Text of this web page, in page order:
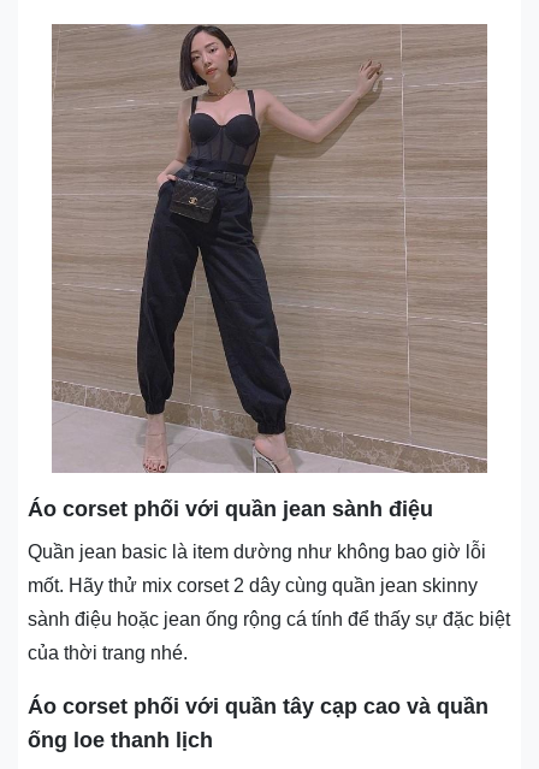
Áo corset phối với quần jean sành điệu
Quần jean basic là item dường như không bao giờ lỗi
mốt. Hãy thử mix corset 2 dây cùng quần jean skinny
sành điệu hoặc jean ống rộng cá tính để thấy sự đặc biệt
của thời trang nhé.
Áo corset phối với quần tây cạp cao và quần
ống loe thanh lịch